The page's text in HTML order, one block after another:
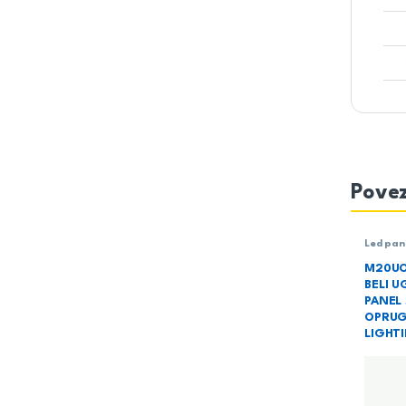
Led
BELI
PANEL